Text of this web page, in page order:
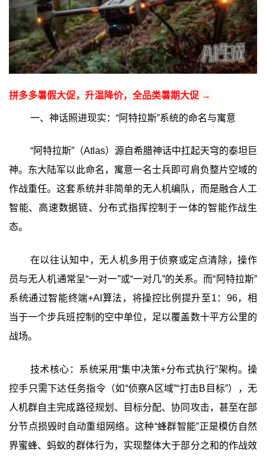
拼多多暑假大促，升温降价，全品类暑期大促 →
一、神话照进现实：“阿特拉斯”系统的命名与寓意
“阿特拉斯”（Atlas）源自希腊神话中扛起天穹的泰坦巨
神。东大陆军以此命名，寓意一名士兵即可肩负整片空域的
作战重任。这套系统并非简单的无人机编队，而是融合人工
智能、高速数据链、分布式指挥控制于一体的智能作战生
态。
在以往认知中，无人机多用于侦察或定点清除，操作
员与无人机通常呈“一对一”或“一对几”的关系。而“阿特拉斯”
系统通过智能终端+AI算法，将操控比例提升至1：96，相
当于一个步兵班控制的空中单位，足以覆盖数十平方公里的
战场。
技术核心：系统采用“集中决策+分布式执行”架构。操
控手只需下达任务指令（如“侦察A区域”“打击B目标”），无
人机群自主完成路径规划、目标分配、协同攻击，甚至在部
分节点损毁时自动重组网络。这种“蜂群智能”正是模仿自然
界蜜蜂、蚂蚁的群体行为，实现整体大于部分之和的作战效